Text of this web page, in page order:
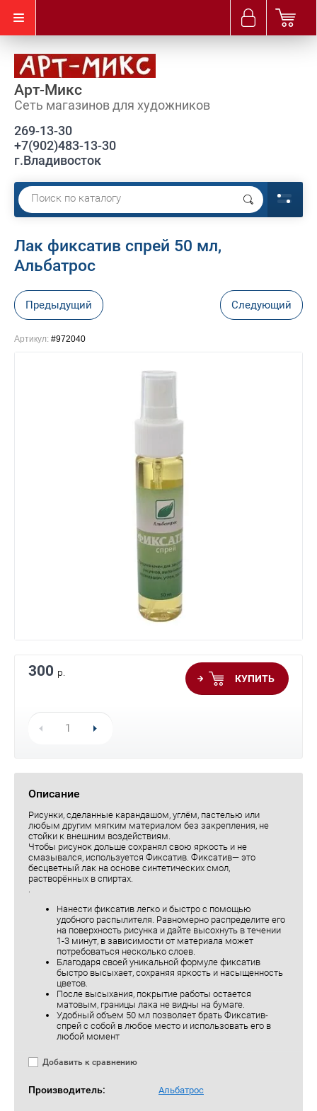
Арт-Микс
Сеть магазинов для художников
269-13-30
+7(902)483-13-30
г.Владивосток
Лак фиксатив спрей 50 мл,
Альбатрос
Предыдущий Следующий
Артикул: #972040
300 р.
КУПИТЬ
Описание
Рисунки, сделанные карандашом, углём, пастелью или
любым другим мягким материалом без закрепления, не
стойки к внешним воздействиям.
Чтобы рисунок дольше сохранял свою яркость и не
смазывался, используется Фиксатив. Фиксатив— это
бесцветный лак на основе синтетических смол,
растворённых в спиртах.
.
Нанести фиксатив легко и быстро с помощью
удобного распылителя. Равномерно распределите его
на поверхность рисунка и дайте высохнуть в течении
1-3 минут, в зависимости от материала может
потребоваться несколько слоев.
Благодаря своей уникальной формуле фиксатив
быстро высыхает, сохраняя яркость и насыщенность
цветов.
После высыхания, покрытие работы остается
матовым, границы лака не видны на бумаге.
Удобный объем 50 мл позволяет брать Фиксатив-
спрей с собой в любое место и использовать его в
любой момент
Добавить к сравнению
Производитель: Альбатрос